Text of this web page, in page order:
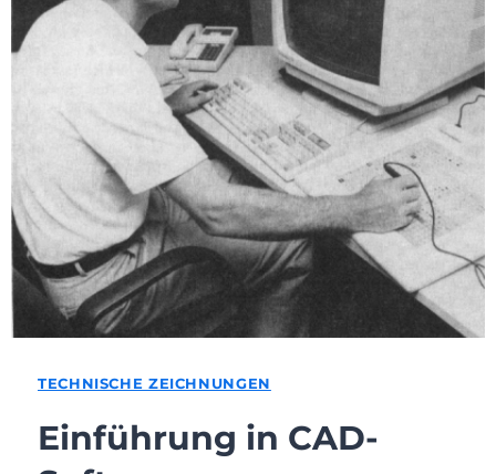
TECHNISCHE ZEICHNUNGEN
Einführung in CAD-